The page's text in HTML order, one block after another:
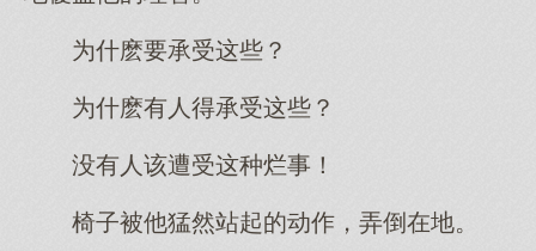
为什麽要承受这些？
为什麽有人得承受这些？
没有人该遭受这种烂事！
椅子被他猛然站起的动作，弄倒在地。